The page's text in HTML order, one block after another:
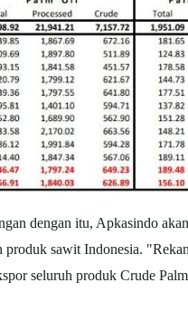
dengan itu, Apkasindo
produk sawit Indonesia.
seluruh produk Crude